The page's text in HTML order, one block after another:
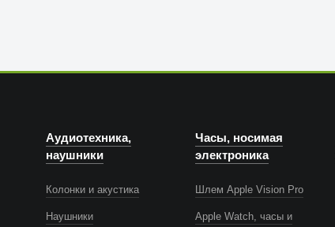
Аудиотехника,
наушники
Колонки и акустика
Наушники
Часы, носимая
электроника
Шлем Apple Vision Pro
Apple Watch, часы и